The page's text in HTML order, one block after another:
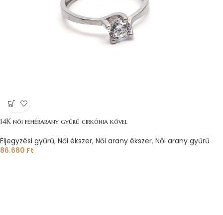
14K női fehérarany gyűrű cirkónia kővel
Eljegyzési gyűrű, Női ékszer, Női arany ékszer, Női arany gyűrű
86.680 Ft